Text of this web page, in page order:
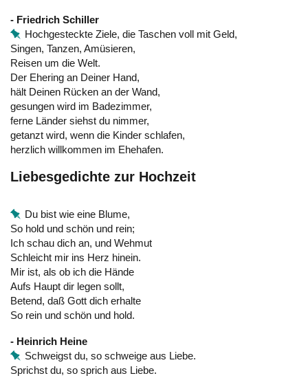
- Friedrich Schiller
Hochgesteckte Ziele, die Taschen voll mit Geld,
Singen, Tanzen, Amüsieren,
Reisen um die Welt.
Der Ehering an Deiner Hand,
hält Deinen Rücken an der Wand,
gesungen wird im Badezimmer,
ferne Länder siehst du nimmer,
getanzt wird, wenn die Kinder schlafen,
herzlich willkommen im Ehehafen.
Liebesgedichte zur Hochzeit
Du bist wie eine Blume,
So hold und schön und rein;
Ich schau dich an, und Wehmut
Schleicht mir ins Herz hinein.
Mir ist, als ob ich die Hände
Aufs Haupt dir legen sollt,
Betend, daß Gott dich erhalte
So rein und schön und hold.
- Heinrich Heine
Schweigst du, so schweige aus Liebe.
Sprichst du, so sprich aus Liebe.